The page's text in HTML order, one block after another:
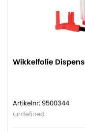
Wikkelfolie
Artikelnr: 9500344
undefined